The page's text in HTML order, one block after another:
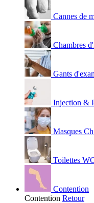
Cannes de
Chambres
Gants
Injection &
Masques
Toilettes
Contention
Contention Retour